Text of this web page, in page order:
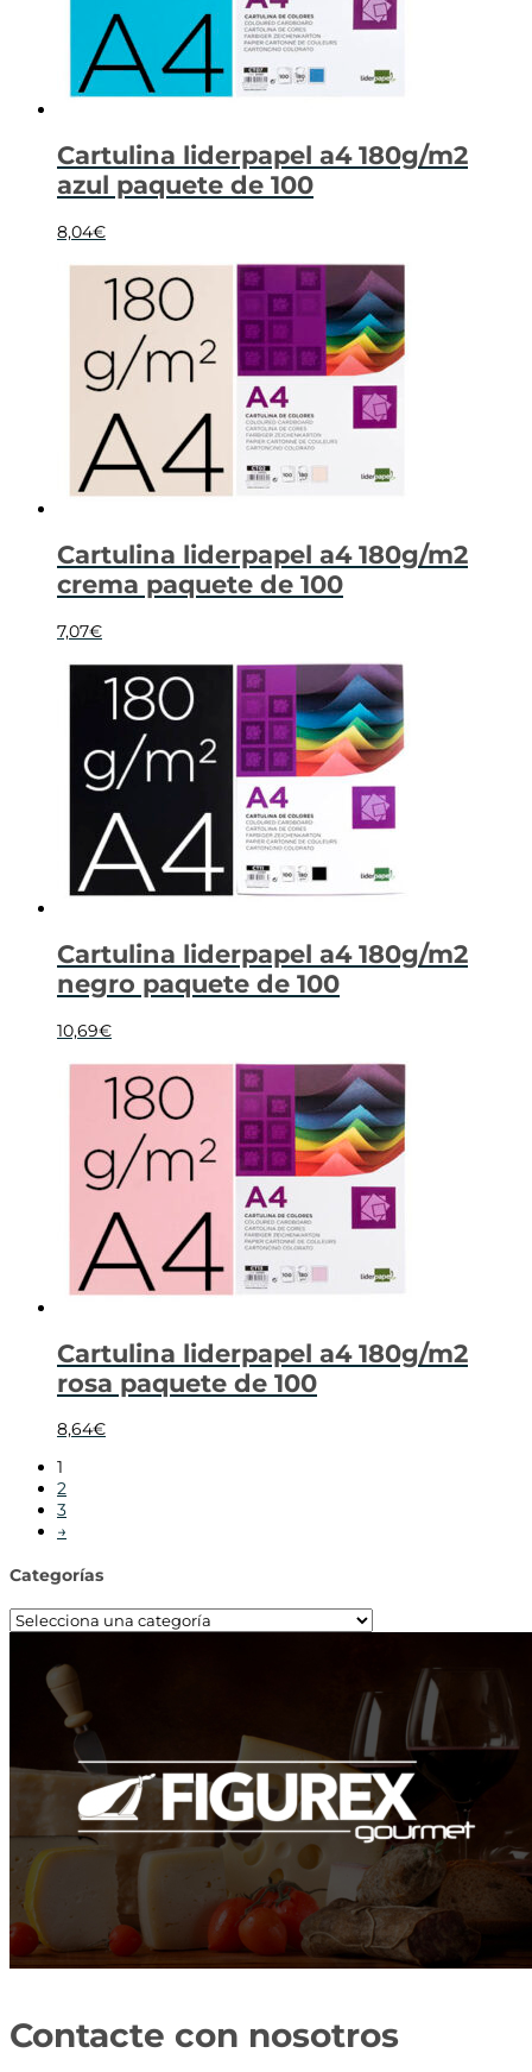
Cartulina liderpapel a4 180g/m2
azul paquete de 100
8,04€
Cartulina liderpapel a4 180g/m2
crema paquete de 100
7,07€
Cartulina liderpapel a4 180g/m2
negro paquete de 100
10,69€
Cartulina liderpapel a4 180g/m2
rosa paquete de 100
8,64€
1
2
3
→
Categorías
Contacte con nosotros